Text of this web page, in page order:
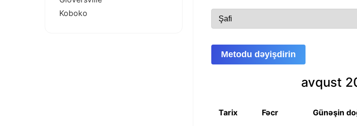
Metodu dəyişdirin
avqust
Tarix Fəcr Günəşin
Koboko